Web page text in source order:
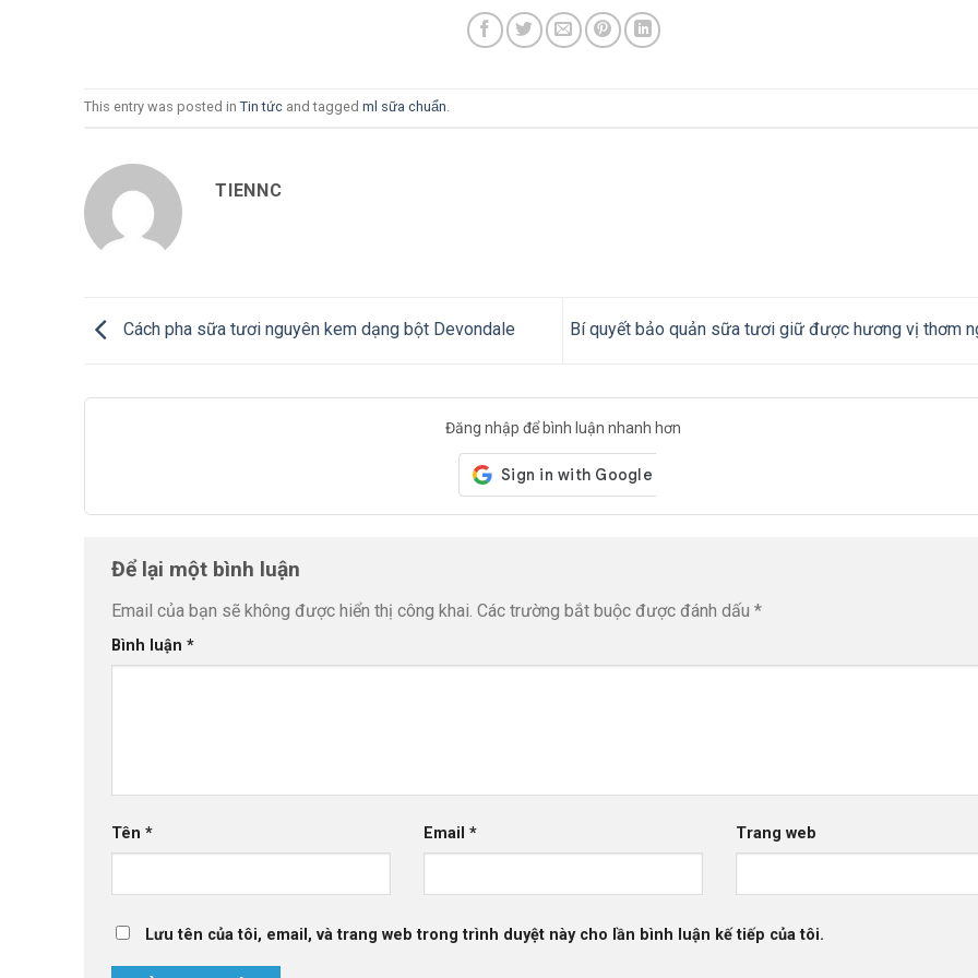
This entry was posted in Tin tức and tagged ml sữa chuẩn.
TIENNC
Cách pha sữa tươi nguyên kem dạng bột Devondale Bí quyết bảo quản sữa tươi giữ được hương vị thơm
Đăng nhập để bình luận nhanh hơn
Để lại một bình luận
Email của bạn sẽ không được hiển thị công khai. Các trường bắt buộc được đánh dấu *
Bình luận *
Tên * Email * Trang web
Lưu tên của tôi, email, và trang web trong trình duyệt này cho lần bình luận kế tiếp của tôi.